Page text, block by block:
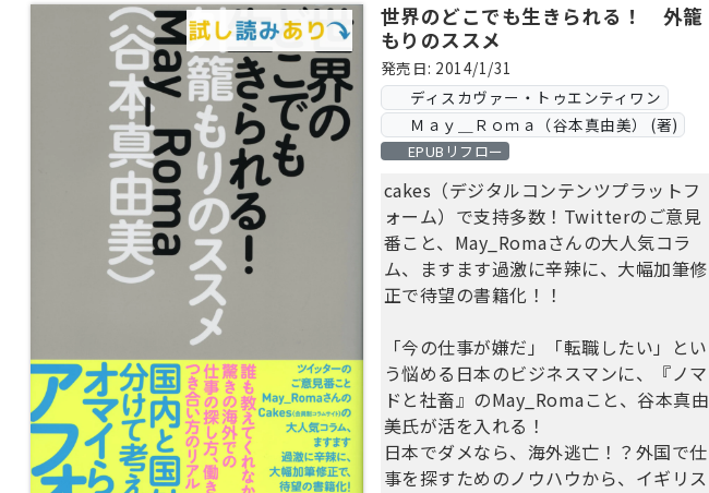
世界のどこでも生きられる！ 外籠
もりのススメ
発売日: 2014/1/31
ディスカヴァー・トゥエンティワン
Ｍａｙ＿Ｒｏｍａ（谷本真由美） (著)
EPUBリフロー
cakes（デジタルコンテンツプラットフ
ォーム）で支持多数！Twitterのご意見
番こと、May_Romaさんの大人気コラ
ム、ますます過激に辛辣に、大幅加筆修
正で待望の書籍化！！
「今の仕事が嫌だ」「転職したい」とい
う悩める日本のビジネスマンに、『ノマ
ドと社畜』のMay_Romaこと、谷本真由
美氏が活を入れる！
日本でダメなら、海外逃亡！？外国で仕
事を探すためのノウハウから、イギリス